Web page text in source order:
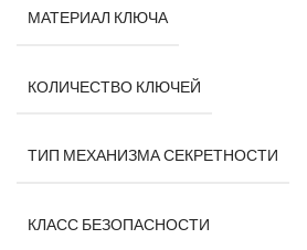
МАТЕРИАЛ КЛЮЧА
КОЛИЧЕСТВО КЛЮЧЕЙ
ТИП МЕХАНИЗМА СЕКРЕТНОСТИ
КЛАСС БЕЗОПАСНОСТИ